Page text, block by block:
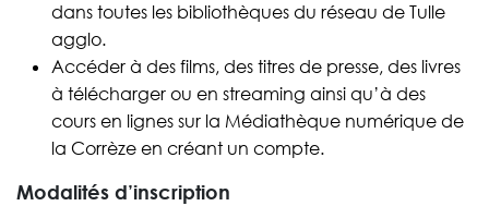
dans toutes les bibliothèques du réseau de Tulle
agglo.
Accéder à des films, des titres de presse, des livres
à télécharger ou en streaming ainsi qu’à des
cours en lignes sur la Médiathèque numérique de
la Corrèze en créant un compte.
Modalités d’inscription